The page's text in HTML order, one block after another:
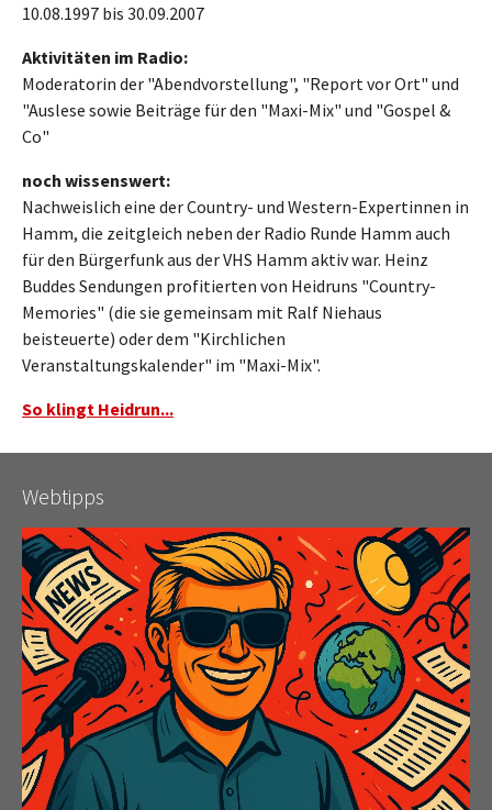
10.08.1997 bis 30.09.2007
Aktivitäten im Radio:
Moderatorin der "Abendvorstellung", "Report vor Ort" und
"Auslese sowie Beiträge für den "Maxi-Mix" und "Gospel &
Co"
noch wissenswert:
Nachweislich eine der Country- und Western-Expertinnen in
Hamm, die zeitgleich neben der Radio Runde Hamm auch
für den Bürgerfunk aus der VHS Hamm aktiv war. Heinz
Buddes Sendungen profitierten von Heidruns "Country-
Memories" (die sie gemeinsam mit Ralf Niehaus
beisteuerte) oder dem "Kirchlichen
Veranstaltungskalender" im "Maxi-Mix".
So klingt Heidrun...
Webtipps